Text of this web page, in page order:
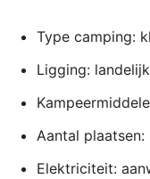
Type camping:
Ligging:
Aantal
Elektriciteit: